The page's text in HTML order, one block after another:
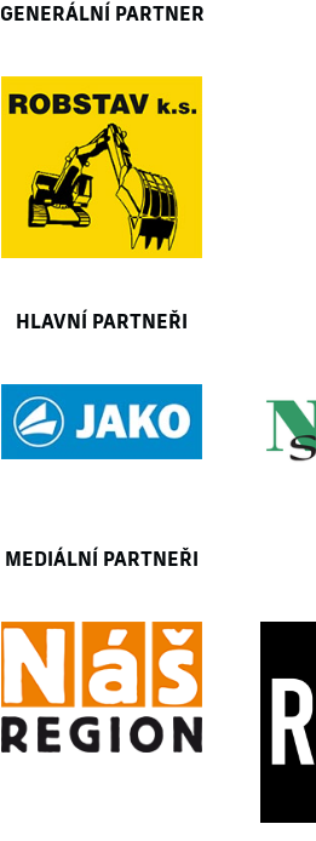
GENERÁLNÍ PARTNER
HLAVNÍ PARTNEŘI
MEDIÁLNÍ PARTNEŘI